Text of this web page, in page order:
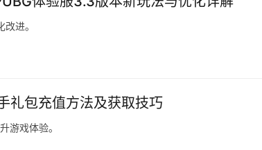
进。
礼包充值方法及获取技巧
游戏体验。